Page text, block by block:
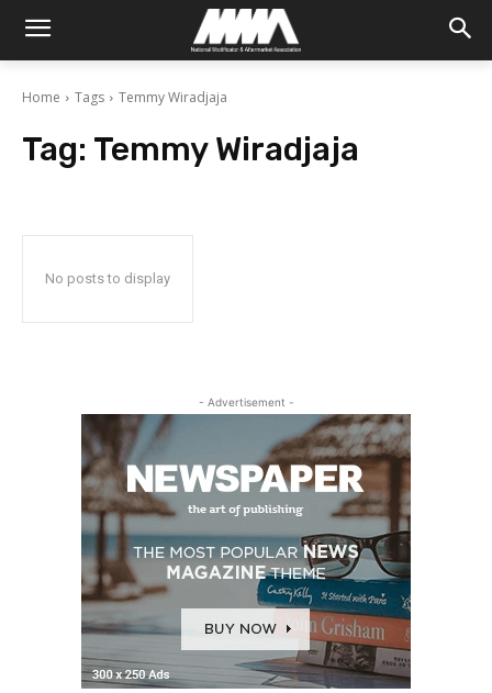
Home Tags Temmy Wiradjaja
Tag: Temmy Wiradjaja
No posts to display
- Advertisement -